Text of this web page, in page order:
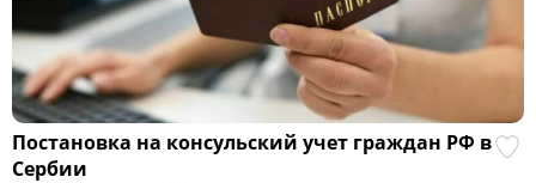
Постановка на консульский учет граждан РФ в
Сербии